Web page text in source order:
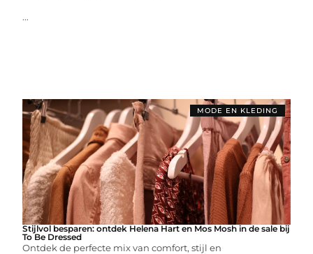
...
MODE EN KLEDING
Stijlvol besparen: ontdek Helena Hart en Mos Mosh in de sale bij
To Be Dressed
Ontdek de perfecte mix van comfort, stijl en